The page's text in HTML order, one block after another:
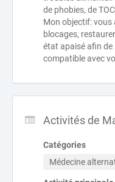
de phobies, de
Mon objectif: vous
blocages,
état apaisé afin
compatible avec
Activités de
Catégories
Médecine